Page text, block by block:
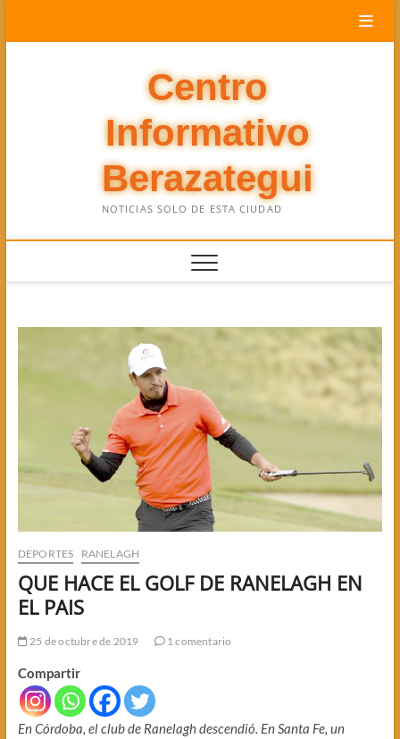
Centro
Informativo
Berazategui
NOTICIAS SOLO DE ESTA CIUDAD
DEPORTES RANELAGH
QUE HACE EL GOLF DE RANELAGH EN
EL PAIS
25 de octubre de 2019 1 comentario
Compartir
En Córdoba, el club de Ranelagh descendió. En Santa Fe, un